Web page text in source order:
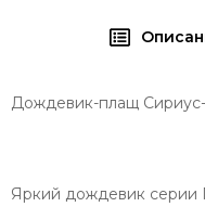
Дождевик-плащ
Яркий дождевик серии